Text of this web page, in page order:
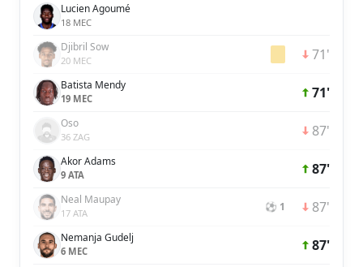
Lucien Agoumé
18 MEC
Djibril Sow
20 MEC 71'
Batista Mendy
19 MEC 71'
Oso
36 ZAG 87'
Akor Adams
9 ATA 87'
Neal Maupay
17 ATA ⚽ 1 87'
Nemanja Gudelj
6 MEC 87'